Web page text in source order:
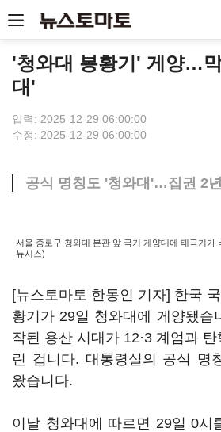
'청와대 봉황기' 게양…
대'
입력: 2025-12-29 06:00:00
수정: 2025-12-29 06:00:00
공식 명칭도 '청와대'…집권 2
서울 종로구 청와대 본관 앞 국기 게양대에 태극기가
뉴시스)
[뉴스토마토 한동인 기자] 한국
황기가 29일 청와대에 게양됐습
작된 용산 시대가 12·3 계엄과
린 겁니다. 대통령실의 공식 명
왔습니다.
이날 청와대에 따르면 29일 0시